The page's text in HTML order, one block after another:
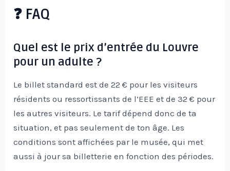
❓ FAQ
Quel est le prix d’entrée du Louvre
pour un adulte ?
Le billet standard est de 22 € pour les visiteurs
résidents ou ressortissants de l’EEE et de 32 € pour
les autres visiteurs. Le tarif dépend donc de ta
situation, et pas seulement de ton âge. Les
conditions sont affichées par le musée, qui met
aussi à jour sa billetterie en fonction des périodes.